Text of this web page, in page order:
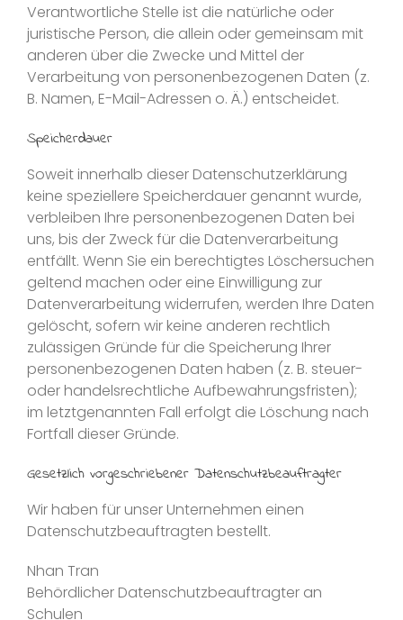
Verantwortliche Stelle ist die natürliche oder
juristische Person, die allein oder gemeinsam mit
anderen über die Zwecke und Mittel der
Verarbeitung von personenbezogenen Daten (z.
B. Namen, E-Mail-Adressen o. Ä.) entscheidet.
Speicherdauer
Soweit innerhalb dieser Datenschutzerklärung
keine speziellere Speicherdauer genannt wurde,
verbleiben Ihre personenbezogenen Daten bei
uns, bis der Zweck für die Datenverarbeitung
entfällt. Wenn Sie ein berechtigtes Löschersuchen
geltend machen oder eine Einwilligung zur
Datenverarbeitung widerrufen, werden Ihre Daten
gelöscht, sofern wir keine anderen rechtlich
zulässigen Gründe für die Speicherung Ihrer
personenbezogenen Daten haben (z. B. steuer-
oder handelsrechtliche Aufbewahrungsfristen);
im letztgenannten Fall erfolgt die Löschung nach
Fortfall dieser Gründe.
Gesetzlich vorgeschriebener Datenschutz­beauftragter
Wir haben für unser Unternehmen einen
Datenschutzbeauftragten bestellt.
Nhan Tran
Behördlicher Datenschutzbeauftragter an
Schulen